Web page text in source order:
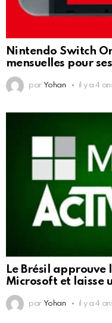
Nintendo Switch
mensuelles pour
par Yohan il y a 4
Le Brésil
Microsoft et laisse
par Yohan il y a 4